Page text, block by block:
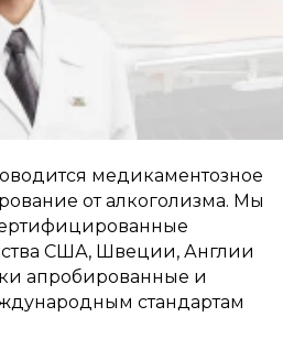
медикаментозное
от алкоголизма. Мы
США, Швеции, Англии
апробированные и
стандартам